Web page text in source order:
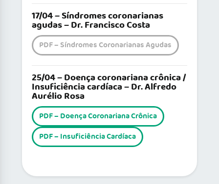
17/04 – Síndromes coronarianas
agudas – Dr. Francisco Costa
PDF – Síndromes Coronarianas Agudas
25/04 – Doença coronariana crônica /
Insuficiência cardíaca – Dr. Alfredo
Aurélio Rosa
PDF – Doença Coronariana Crônica
PDF – Insuficiência Cardíaca